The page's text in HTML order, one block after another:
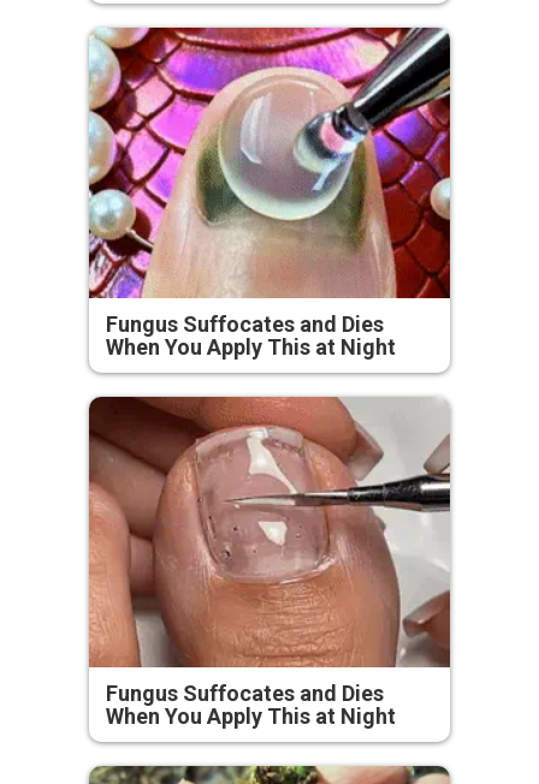
Fungus Suffocates and Dies
When You Apply This at Night
Fungus Suffocates and Dies
When You Apply This at Night